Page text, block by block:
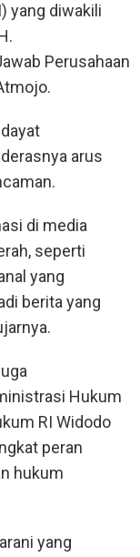
yang diwakili
Perusahaan
arus
di media
seperti
yang
berita yang
Hukum
RI Widodo
peran
hukum
yang